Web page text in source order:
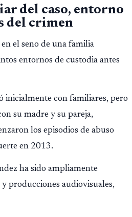
del caso, entorno
del crimen
el seno de una familia
entornos de custodia antes
inicialmente con familiares, pero
su madre y su pareja,
los episodios de abuso
en 2013.
ha sido ampliamente
producciones audiovisuales,